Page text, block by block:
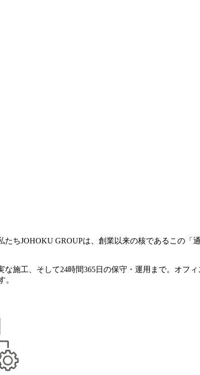
ちJOHOKU GROUPは、創業以来の核であるこの「
施工、そして24時間365日の保守・運用まで。オフ
。